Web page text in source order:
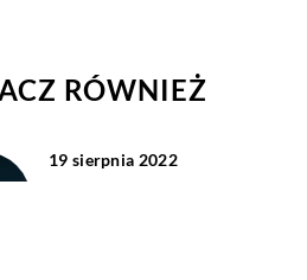
RÓWNIEŻ
19 sierpnia 2022